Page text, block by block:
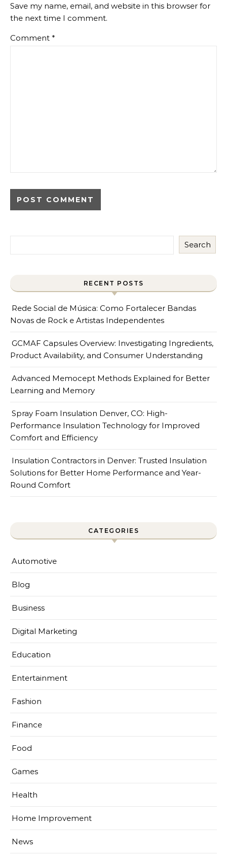
Save my name, email, and website in this browser for
the next time I comment.
Comment *
Search
RECENT POSTS
Rede Social de Música: Como Fortalecer Bandas
Novas de Rock e Artistas Independentes
GCMAF Capsules Overview: Investigating Ingredients,
Product Availability, and Consumer Understanding
Advanced Memocept Methods Explained for Better
Learning and Memory
Spray Foam Insulation Denver, CO: High-
Performance Insulation Technology for Improved
Comfort and Efficiency
Insulation Contractors in Denver: Trusted Insulation
Solutions for Better Home Performance and Year-
Round Comfort
CATEGORIES
Automotive
Blog
Business
Digital Marketing
Education
Entertainment
Fashion
Finance
Food
Games
Health
Home Improvement
News